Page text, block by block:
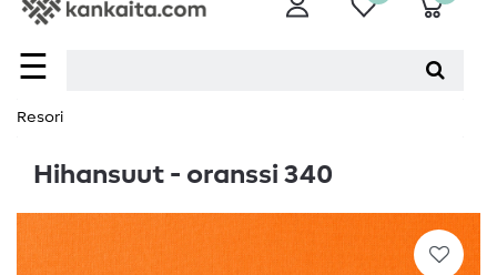
☰
Resori
Hihansuut - oranssi 340